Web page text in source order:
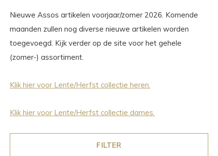
Nieuwe Assos artikelen voorjaar/zomer 2026. Komende
maanden zullen nog diverse nieuwe artikelen worden
toegevoegd. Kijk verder op de site voor het gehele
(zomer-) assortiment.
Klik hier voor Lente/Herfst collectie heren.
Klik hier voor Lente/Herfst collectie dames.
FILTER